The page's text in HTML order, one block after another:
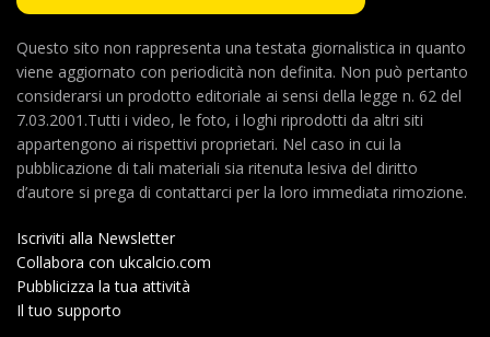
Questo sito non rappresenta una testata giornalistica in quanto
viene aggiornato con periodicità non definita. Non può pertanto
considerarsi un prodotto editoriale ai sensi della legge n. 62 del
7.03.2001.Tutti i video, le foto, i loghi riprodotti da altri siti
appartengono ai rispettivi proprietari. Nel caso in cui la
pubblicazione di tali materiali sia ritenuta lesiva del diritto
d’autore si prega di contattarci per la loro immediata rimozione.
Iscriviti alla Newsletter
Collabora con ukcalcio.com
Pubblicizza la tua attività
Il tuo supporto